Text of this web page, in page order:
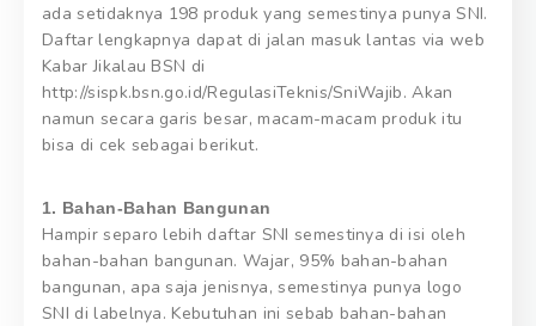
ada setidaknya 198 produk yang semestinya punya SNI.
Daftar lengkapnya dapat di jalan masuk lantas via web
Kabar Jikalau BSN di
http://sispk.bsn.go.id/RegulasiTeknis/SniWajib. Akan
namun secara garis besar, macam-macam produk itu
bisa di cek sebagai berikut.
1. Bahan-Bahan Bangunan
Hampir separo lebih daftar SNI semestinya di isi oleh
bahan-bahan bangunan. Wajar, 95% bahan-bahan
bangunan, apa saja jenisnya, semestinya punya logo
SNI di labelnya. Kebutuhan ini sebab bahan-bahan